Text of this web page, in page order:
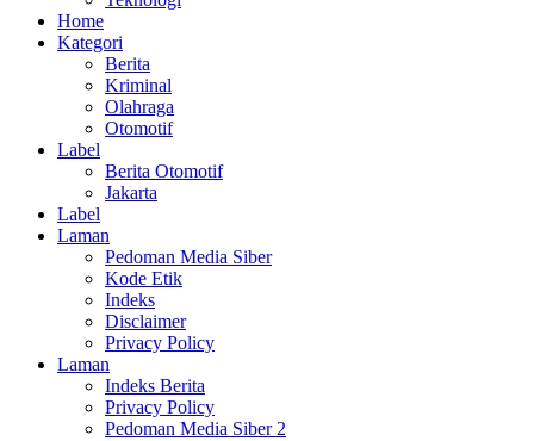
Home
Kategori
Berita
Kriminal
Olahraga
Otomotif
Label
Berita Otomotif
Jakarta
Label
Laman
Pedoman Media Siber
Kode Etik
Indeks
Disclaimer
Privacy Policy
Laman
Indeks Berita
Privacy Policy
Pedoman Media Siber 2